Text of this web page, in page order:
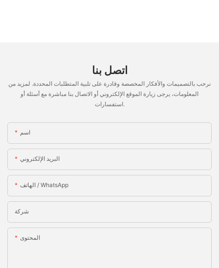
اتصل بنا
نرحب بالتصميمات والأفكار المخصصة وقادرة على تلبية المتطلبات المحددة. لمزيد من
المعلومات، يرجى زيارة الموقع الإلكتروني أو الاتصال بنا مباشرة مع أسئلة أو
استفسارات.
اسم
البريد الإلكتروني
الهاتف / WhatsApp
شركة
المحتوى